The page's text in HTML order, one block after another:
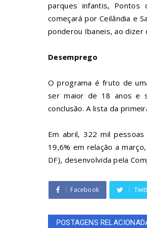
parques infantis, Pontos
começará por Ceilândia e
ponderou Ibaneis, ao
Desemprego
O programa é fruto de
ser maior de 18 anos e
conclusão. A lista da
Em abril, 322 mil pessoas
19,6% em relação a
DF), desenvolvida pela
Facebook
POSTAGENS